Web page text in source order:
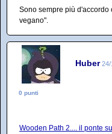
Sono sempre più d'accordo
vegano".
Huber 24/
0 punti
Wooden Path 2.... il ponte